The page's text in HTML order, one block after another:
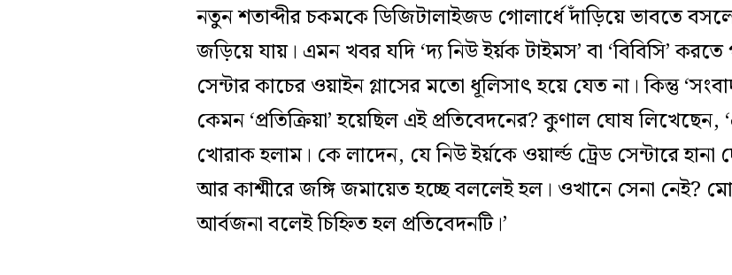
নতুন শতাব্দীর চকমকে ডিজিটালাইজড গোলার্ধে দাঁড়িয়ে ভাবতে
জড়িয়ে যায়। এমন খবর যদি ‘দ্য নিউ ইর্য়ক টাইমস’ বা ‘বিবিসি’
সেন্টার কাচের ওয়াইন গ্লাসের মতো ধূলিসাৎ হয়ে যেত না। কিন্তু
কেমন ‘প্রতিক্রিয়া’ হয়েছিল এই প্রতিবেদনের? কুণাল ঘোষ লিখেছেন,
খোরাক হলাম। কে লাদেন, যে নিউ ইর্য়কে ওয়ার্ল্ড ট্রেড সেন্টারে
আর কাশ্মীরে জঙ্গি জমায়েত হচ্ছে বললেই হল। ওখানে সেনা নেই?
আর্বজনা বলেই চিহ্নিত হল প্রতিবেদনটি।’